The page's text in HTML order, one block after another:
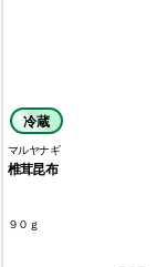
冷蔵
マルヤナギ
椎茸昆布
９０ｇ